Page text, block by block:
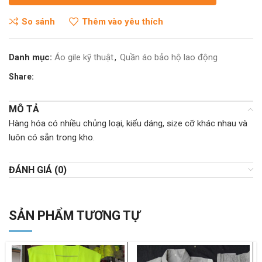
So sánh Thêm vào yêu thích
Danh mục: Áo gile kỹ thuật, Quần áo bảo hộ lao động
Share:
MÔ TẢ
Hàng hóa có nhiều chủng loại, kiểu dáng, size cỡ khác nhau và
luôn có sẵn trong kho.
ĐÁNH GIÁ (0)
SẢN PHẨM TƯƠNG TỰ